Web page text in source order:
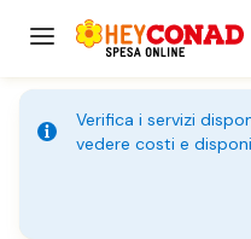
Verifica i servizi
vedere costi e